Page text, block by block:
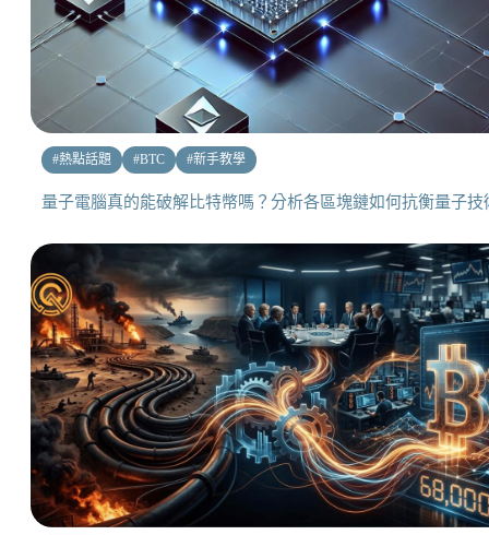
#熱點話題 #BTC #新手教學
量子電腦真的能破解比特幣嗎？分析各區塊鏈如何抗衡量子技